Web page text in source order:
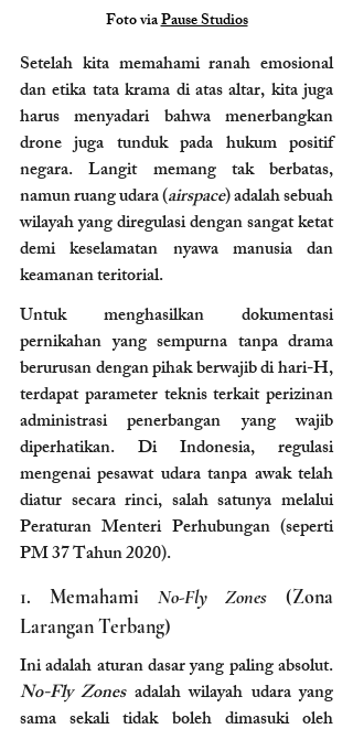
Foto via Pause Studios
Setelah kita memahami ranah emosional
dan etika tata krama di atas altar, kita juga
harus menyadari bahwa menerbangkan
drone juga tunduk pada hukum positif
negara. Langit memang tak berbatas,
namun ruang udara (airspace) adalah sebuah
wilayah yang diregulasi dengan sangat ketat
demi keselamatan nyawa manusia dan
keamanan teritorial.
Untuk menghasilkan dokumentasi
pernikahan yang sempurna tanpa drama
berurusan dengan pihak berwajib di hari-H,
terdapat parameter teknis terkait perizinan
administrasi penerbangan yang wajib
diperhatikan. Di Indonesia, regulasi
mengenai pesawat udara tanpa awak telah
diatur secara rinci, salah satunya melalui
Peraturan Menteri Perhubungan (seperti
PM 37 Tahun 2020).
1. Memahami No-Fly Zones (Zona
Larangan Terbang)
No-Fly Zones adalah wilayah udara yang